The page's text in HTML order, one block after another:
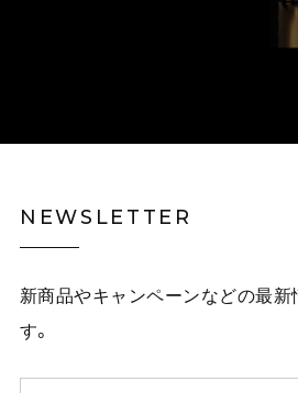
NEWSLETTER
新商品やキャンペーンなどの最新
す。